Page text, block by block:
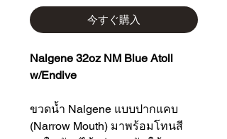
今すぐ購入
Nalgene 32oz NM Blue Atoll
w/Endive
ขวดน้ำ Nalgene แบบปากแคบ
(Narrow Mouth) มาพร้อมโทนสี